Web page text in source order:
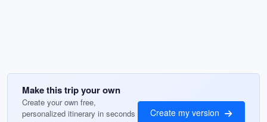
Make this trip your own
Create your own free,
personalized itinerary in seconds
Create my version